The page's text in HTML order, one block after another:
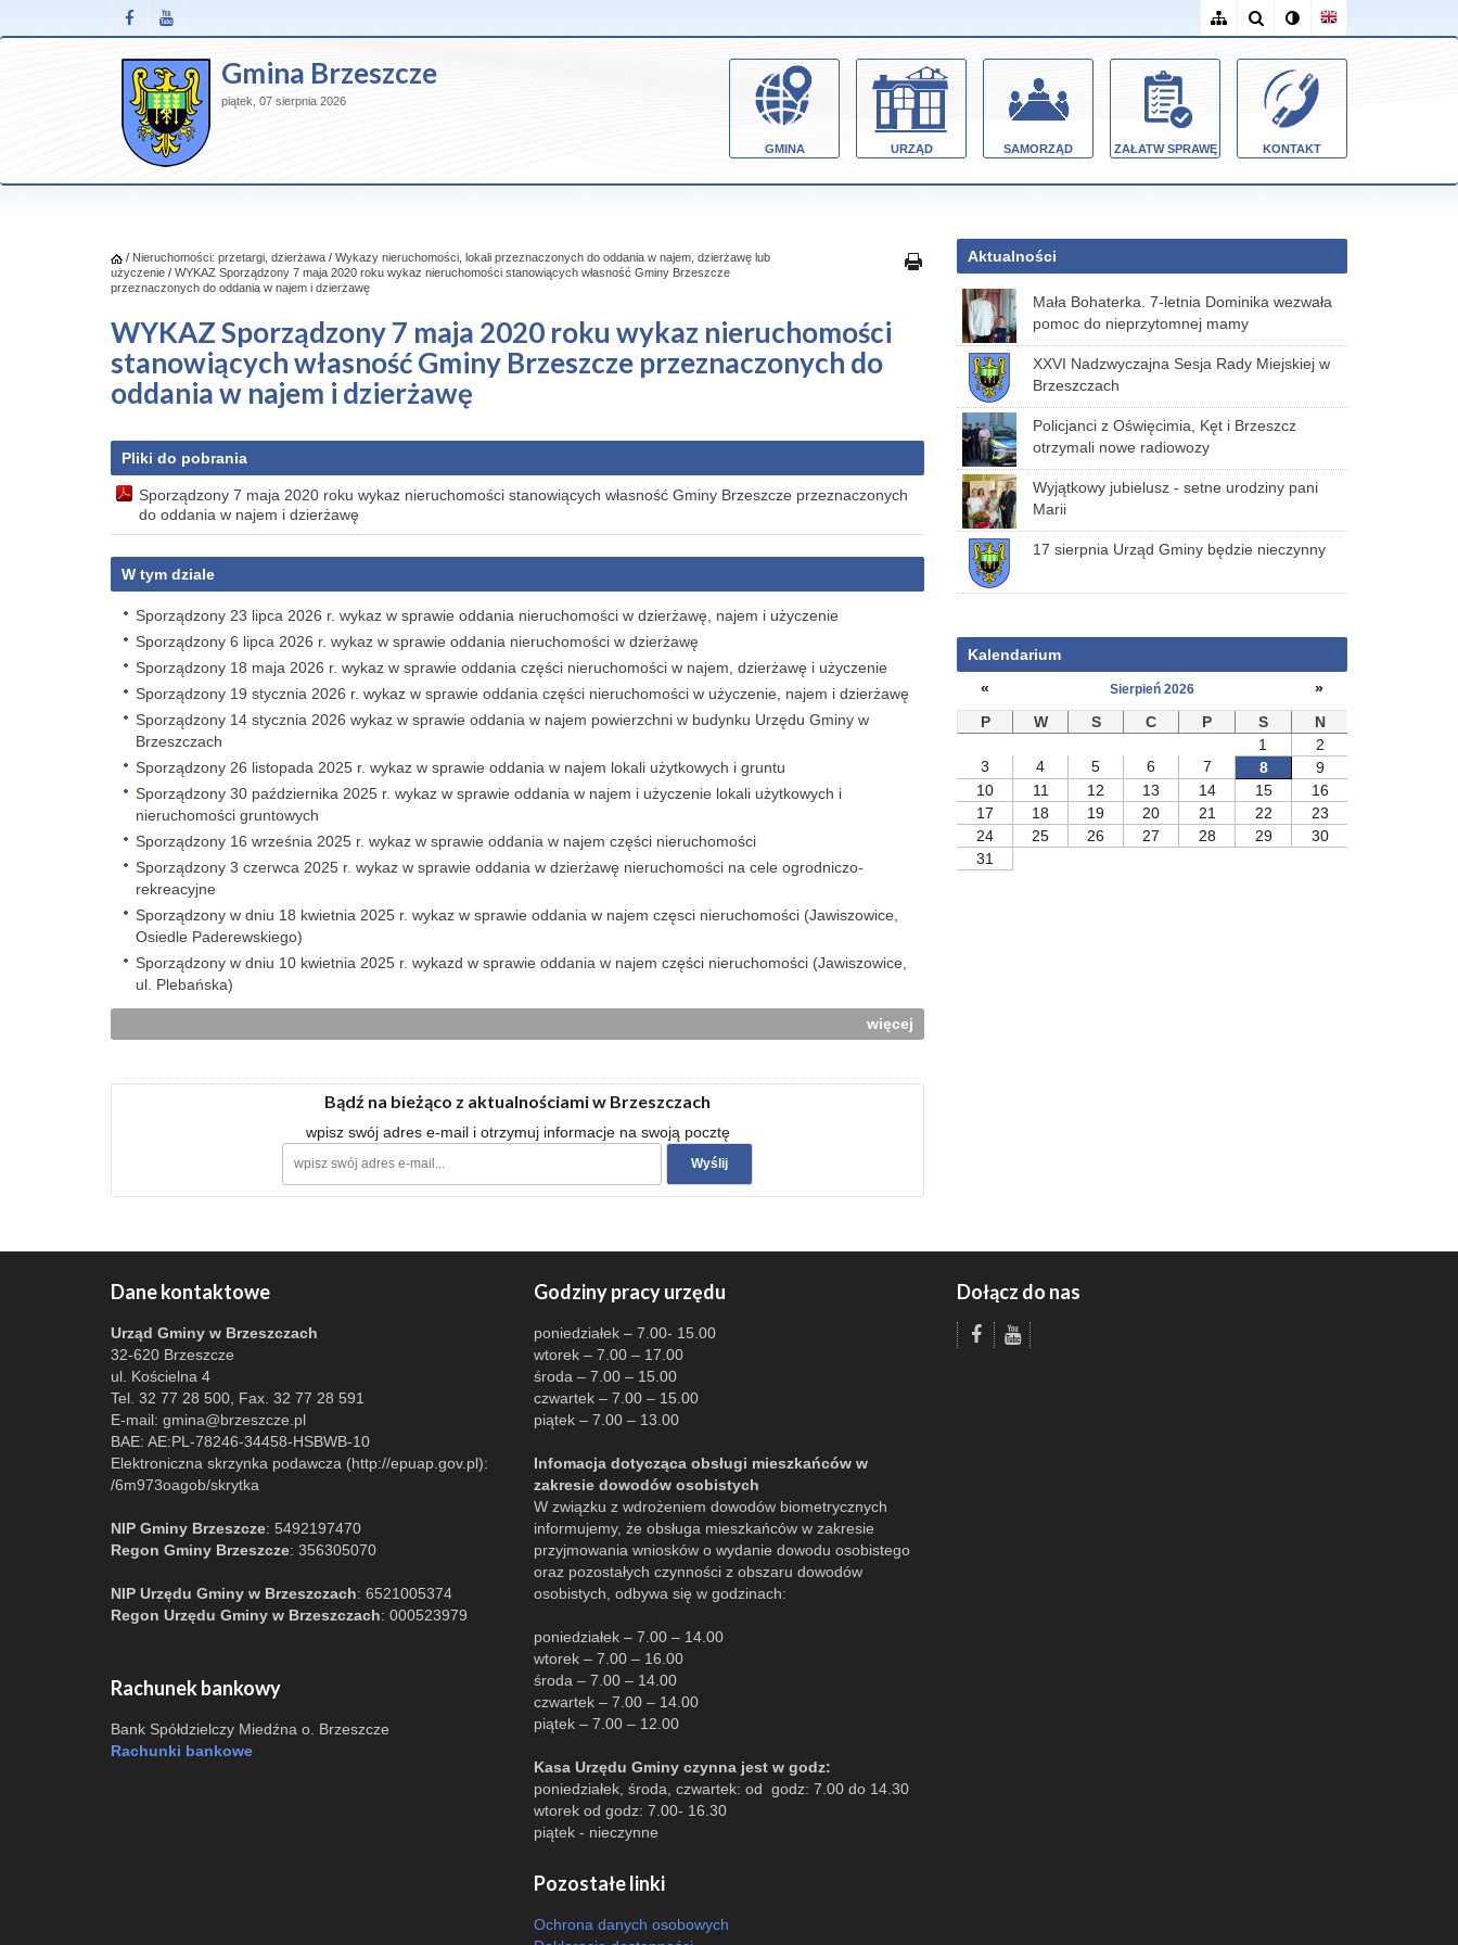
Gmina Brzeszcze
piątek, 07 sierpnia 2026
GMINA URZĄD SAMORZĄD ZAŁATW SPRAWĘ KONTAKT
/ Nieruchomości: przetargi, dzierżawa / Wykazy nieruchomości, lokali przeznaczonych do oddania w najem, dzierżawę lub
użyczenie / WYKAZ Sporządzony 7 maja 2020 roku wykaz nieruchomości stanowiących własność Gminy Brzeszcze
przeznaczonych do oddania w najem i dzierżawę
WYKAZ Sporządzony 7 maja 2020 roku wykaz nieruchomości
stanowiących własność Gminy Brzeszcze przeznaczonych do
oddania w najem i dzierżawę
Pliki do pobrania
Sporządzony 7 maja 2020 roku wykaz nieruchomości stanowiących własność Gminy Brzeszcze przeznaczonych
do oddania w najem i dzierżawę
W tym dziale
Sporządzony 23 lipca 2026 r. wykaz w sprawie oddania nieruchomości w dzierżawę, najem i użyczenie
Sporządzony 6 lipca 2026 r. wykaz w sprawie oddania nieruchomości w dzierżawę
Sporządzony 18 maja 2026 r. wykaz w sprawie oddania części nieruchomości w najem, dzierżawę i użyczenie
Sporządzony 19 stycznia 2026 r. wykaz w sprawie oddania części nieruchomości w użyczenie, najem i dzierżawę
Sporządzony 14 stycznia 2026 wykaz w sprawie oddania w najem powierzchni w budynku Urzędu Gminy w
Brzeszczach
Sporządzony 26 listopada 2025 r. wykaz w sprawie oddania w najem lokali użytkowych i gruntu
Sporządzony 30 października 2025 r. wykaz w sprawie oddania w najem i użyczenie lokali użytkowych i
nieruchomości gruntowych
Sporządzony 16 września 2025 r. wykaz w sprawie oddania w najem części nieruchomości
Sporządzony 3 czerwca 2025 r. wykaz w sprawie oddania w dzierżawę nieruchomości na cele ogrodniczo-
rekreacyjne
Sporządzony w dniu 18 kwietnia 2025 r. wykaz w sprawie oddania w najem częsci nieruchomości (Jawiszowice,
Osiedle Paderewskiego)
Sporządzony w dniu 10 kwietnia 2025 r. wykazd w sprawie oddania w najem części nieruchomości (Jawiszowice,
ul. Plebańska)
więcej
Bądź na bieżąco z aktualnościami w Brzeszczach
wpisz swój adres e-mail i otrzymuj informacje na swoją pocztę
Aktualności
Mała Bohaterka. 7-letnia Dominika wezwała
pomoc do nieprzytomnej mamy
XXVI Nadzwyczajna Sesja Rady Miejskiej w
Brzeszczach
Policjanci z Oświęcimia, Kęt i Brzeszcz
otrzymali nowe radiowozy
Wyjątkowy jubielusz - setne urodziny pani
Marii
17 sierpnia Urząd Gminy będzie nieczynny
Kalendarium
«
Sierpień 2026
»
P
W S C P S
N
1
2
3
4 5 6 7 8
9
10
11 12 13 14 15
16
17
18 19 20 21 22
23
24
25 26 27 28 29
30
31
Dane kontaktowe
Urząd Gminy w Brzeszczach
32-620 Brzeszcze
ul. Kościelna 4
Tel. 32 77 28 500, Fax. 32 77 28 591
E-mail: gmina@brzeszcze.pl
BAE: AE:PL-78246-34458-HSBWB-10
Elektroniczna skrzynka podawcza (http://epuap.gov.pl):
/6m973oagob/skrytka
NIP Gminy Brzeszcze: 5492197470
Regon Gminy Brzeszcze: 356305070
NIP Urzędu Gminy w Brzeszczach: 6521005374
Regon Urzędu Gminy w Brzeszczach: 000523979
Rachunek bankowy
Bank Spółdzielczy Miedźna o. Brzeszcze
Rachunki bankowe
Godziny pracy urzędu
poniedziałek – 7.00- 15.00
wtorek – 7.00 – 17.00
środa – 7.00 – 15.00
czwartek – 7.00 – 15.00
piątek – 7.00 – 13.00
Infomacja dotycząca obsługi mieszkańców w
zakresie dowodów osobistych
W związku z wdrożeniem dowodów biometrycznych
informujemy, że obsługa mieszkańców w zakresie
przyjmowania wniosków o wydanie dowodu osobistego
oraz pozostałych czynności z obszaru dowodów
osobistych, odbywa się w godzinach:
poniedziałek – 7.00 – 14.00
wtorek – 7.00 – 16.00
środa – 7.00 – 14.00
czwartek – 7.00 – 14.00
piątek – 7.00 – 12.00
Kasa Urzędu Gminy czynna jest w godz:
poniedziałek, środa, czwartek: od godz: 7.00 do 14.30
wtorek od godz: 7.00- 16.30
piątek - nieczynne
Pozostałe linki
Ochrona danych osobowych
Dołącz do nas